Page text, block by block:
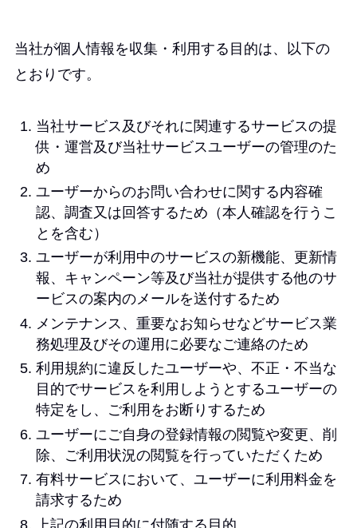
当社が個人情報を収集・利用する目的は、以下の
とおりです。
当社サービス及びそれに関連するサービスの提
供・運営及び当社サービスユーザーの管理のた
め
ユーザーからのお問い合わせに関する内容確
認、調査又は回答するため（本人確認を行うこ
とを含む）
ユーザーが利用中のサービスの新機能、更新情
報、キャンペーン等及び当社が提供する他のサ
ービスの案内のメールを送付するため
メンテナンス、重要なお知らせなどサービス業
務処理及びその運用に必要なご連絡のため
利用規約に違反したユーザーや、不正・不当な
目的でサービスを利用しようとするユーザーの
特定をし、ご利用をお断りするため
ユーザーにご自身の登録情報の閲覧や変更、削
除、ご利用状況の閲覧を行っていただくため
有料サービスにおいて、ユーザーに利用料金を
請求するため
上記の利用目的に付随する目的